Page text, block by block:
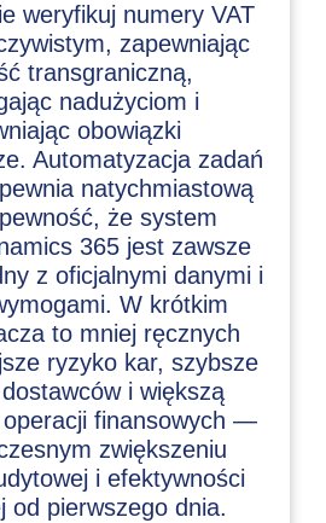
weryfikuj numery VAT
zapewniając
transgraniczną,
nadużyciom i
obowiązki
Automatyzacja zadań
natychmiastową
że system
365 jest zawsze
z oficjalnymi danymi i
W krótkim
to mniej ręcznych
ryzyko kar, szybsze
i większą
finansowych —
zwiększeniu
i efektywności
od pierwszego dnia.